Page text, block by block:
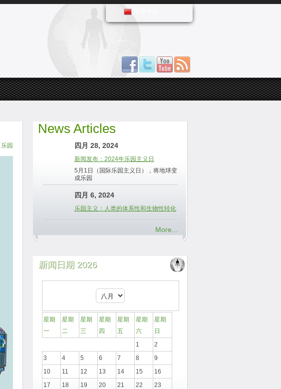
乐园
News Articles
四月 28, 2024
新闻发布：2024年乐园主义日
5月1日（国际乐园主义日），将地球变
成乐园
四月 6, 2024
乐园主义：人类的体系性和生物性转化
More...
新闻日期 2026
星期
一
星期
二
星期
三
星期
四
星期
五
星期
六
星期
日
1
2
3
4 5 6 7 8
9
10
11 12 13 14 15
16
17
18 19 20 21 22
23